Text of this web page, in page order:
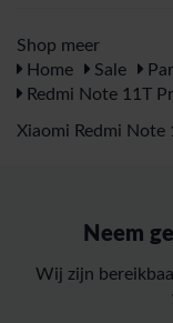
Shop meer
Home
Sale
Redmi Note 11T
Xiaomi Redmi Note
Neem
Wij zijn